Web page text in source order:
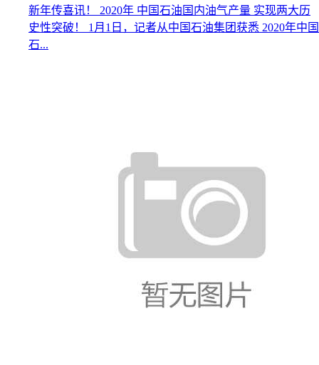
新年传喜讯！ 2020年 中国石油国内油气产量 实现两大历
史性突破！ 1月1日，记者从中国石油集团获悉 2020年中国
石...